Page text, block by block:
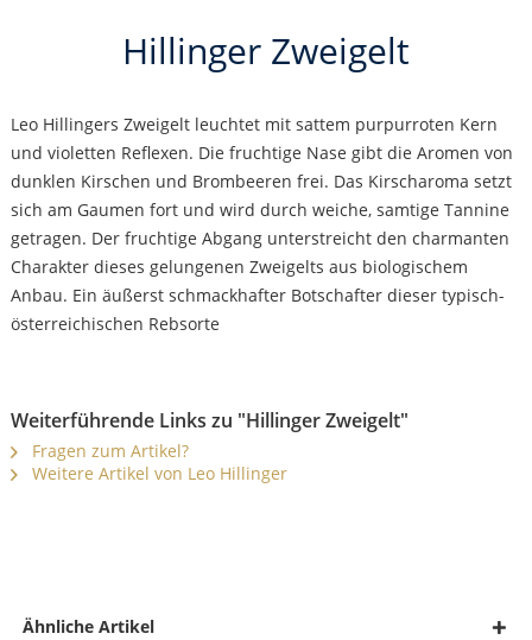
Hillinger Zweigelt
Leo Hillingers Zweigelt leuchtet mit sattem purpurroten Kern
und violetten Reflexen. Die fruchtige Nase gibt die Aromen von
dunklen Kirschen und Brombeeren frei. Das Kirscharoma setzt
sich am Gaumen fort und wird durch weiche, samtige Tannine
getragen. Der fruchtige Abgang unterstreicht den charmanten
Charakter dieses gelungenen Zweigelts aus biologischem
Anbau. Ein äußerst schmackhafter Botschafter dieser typisch-
österreichischen Rebsorte
Weiterführende Links zu "Hillinger Zweigelt"
Fragen zum Artikel?
Weitere Artikel von Leo Hillinger
Ähnliche Artikel